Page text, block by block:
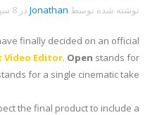
نوشته شده توسط Jonathan در 8 سپتامبر 2008
finally decided on an official
Video Editor. Open stands for
for a single cinematic take.
the final product to include a